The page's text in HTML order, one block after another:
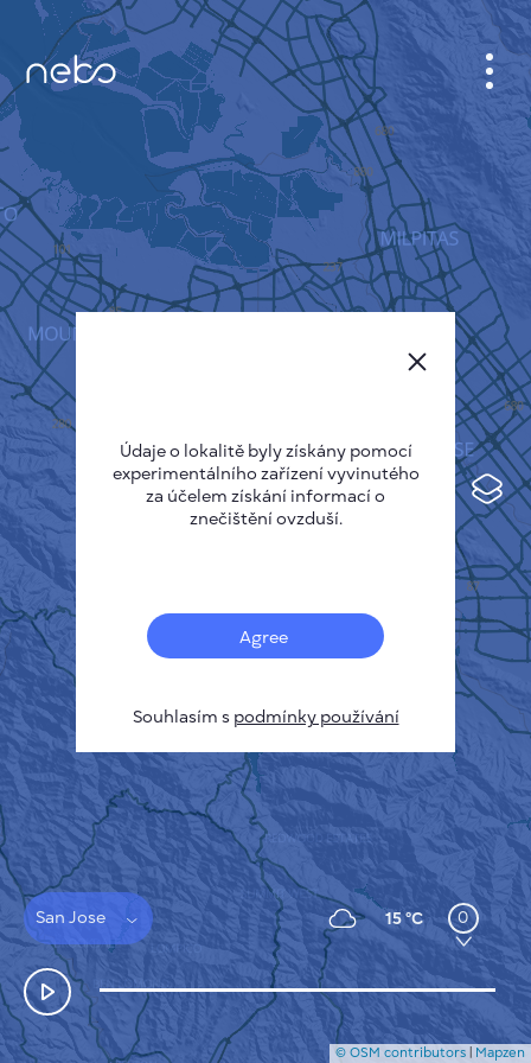
Senzory
Mapa znečištění
Tepelné skvrny
Vítr
San Jose 15 °C 0
KABINET
MAPA MĚSTA
SENZOR NEBO
O NÁS
Deutsch
Español
JAK TO FUNGUJE
ZÁSADY OCHRANY SOUKROMÍ
PODMÍNKY A PRAVIDLA
PRŮVODCE INSTALACÍ
API
FAQ
KONTAKTUJTE NÁS
© OSM contributors | Mapzen
Údaje o lokalitě byly získány pomocí
experimentálního zařízení vyvinutého
za účelem získání informací o
znečištění ovzduší.
Agree
Souhlasím s podmínky používání